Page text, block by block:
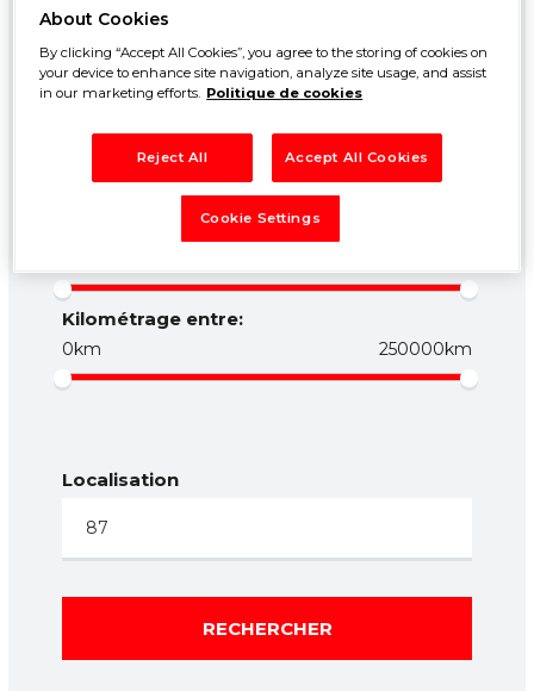
Prix entre:
Kilométrage entre:
0km 250000km
Localisation
RECHERCHER
About Cookies
By clicking “Accept All Cookies”, you agree to the storing of cookies on
your device to enhance site navigation, analyze site usage, and assist
in our marketing efforts. Politique de cookies
Reject All Accept All Cookies
Cookie Settings